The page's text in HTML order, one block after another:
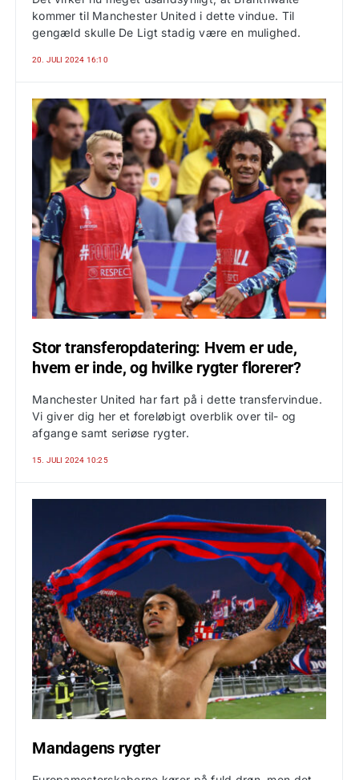
kommer til Manchester United i dette vindue. Til
gengæld skulle De Ligt stadig være en mulighed.
20. JULI 2024 16:10
Stor transferopdatering: Hvem er ude,
hvem er inde, og hvilke rygter florerer?
Manchester United har fart på i dette transfervindue.
Vi giver dig her et foreløbigt overblik over til- og
afgange samt seriøse rygter.
15. JULI 2024 10:25
Mandagens rygter